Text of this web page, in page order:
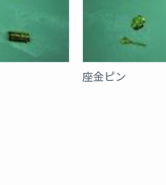
座金ピン